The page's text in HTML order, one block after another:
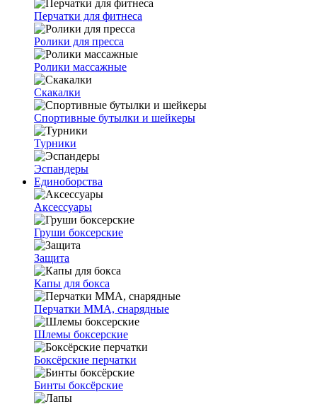
Перчатки для фитнеса
Ролики для пресса
Ролики массажные
Скакалки
Спортивные бутылки и шейкеры
Турники
Эспандеры
Единоборства
Аксессуары
Груши боксерские
Защита
Капы для бокса
Перчатки ММА, снарядные
Шлемы боксерские
Боксёрские перчатки
Бинты боксёрские